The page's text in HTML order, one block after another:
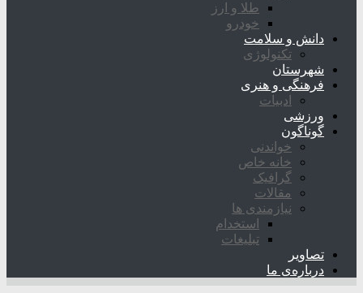
طلا و ارز
خودرو
دانش و سلامت
تکنولوژی
شهرستان
فرهنگی و هنری
ادبیات
ورزشی
گوناگون
خواندنی
خانه خاص
گرافیک
مقالات
نیازمندی ها
استخدام
تبلیغات
تصاویر
درباره‌ی ما